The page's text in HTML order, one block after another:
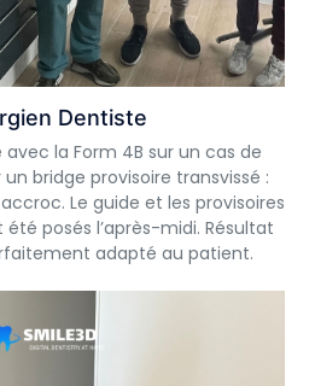
Dentiste
la Form 4B sur un cas de
bridge provisoire transvissé :
Le guide et les provisoires
posés l’après-midi. Résultat
adapté au patient.